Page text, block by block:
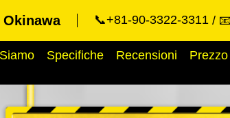
📞+81-90-3322-3311 📧
Specifiche Recensioni Prezzo